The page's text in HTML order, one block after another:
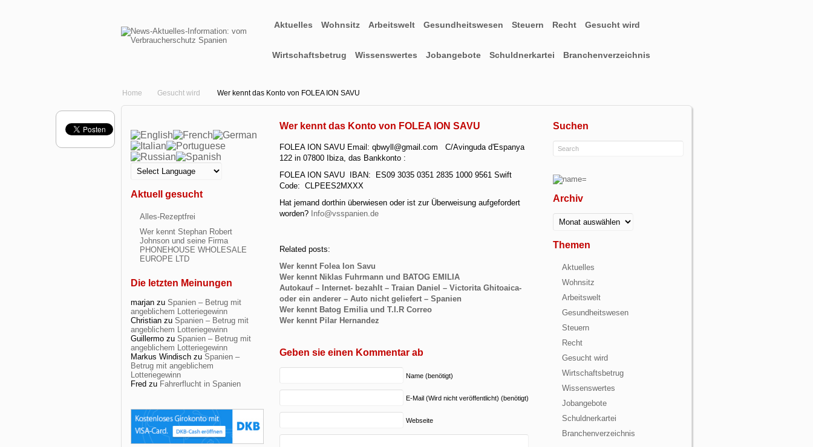
Aktuelles Wohnsitz Arbeitswelt Gesundheitswesen Steuern Recht Gesucht wird
Wirtschaftsbetrug Wissenswertes Jobangebote Schuldnerkartei Branchenverzeichnis
Home Gesucht wird Wer kennt das Konto von FOLEA ION SAVU
Aktuell gesucht
Alles-Rezeptfrei
Wer kennt Stephan Robert
Johnson und seine Firma
PHONEHOUSE WHOLESALE
EUROPE LTD
Die letzten Meinungen
marjan zu Spanien – Betrug mit
angeblichem Lotteriegewinn
Christian zu Spanien – Betrug mit
angeblichem Lotteriegewinn
Guillermo zu Spanien – Betrug mit
angeblichem Lotteriegewinn
Markus Windisch zu Spanien –
Betrug mit angeblichem
Lotteriegewinn
Fred zu Fahrerflucht in Spanien
Suchen
Archiv
Archiv
Themen
Aktuelles
Wohnsitz
Arbeitswelt
Gesundheitswesen
Steuern
Recht
Gesucht wird
Wirtschaftsbetrug
Wissenswertes
Jobangebote
Schuldnerkartei
Branchenverzeichnis
Wer kennt das Konto von FOLEA ION SAVU
FOLEA ION SAVU Email: qbwyll@gmail.com C/Avinguda d'Espanya
122 in 07800 Ibiza, das Bankkonto :
FOLEA ION SAVU IBAN: ES09 3035 0351 2835 1000 9561 Swift
Code: CLPEES2MXXX
Hat jemand dorthin überwiesen oder ist zur Überweisung aufgefordert
worden? Info@vsspanien.de
Related posts:
Wer kennt Folea Ion Savu
Wer kennt Niklas Fuhrmann und BATOG EMILIA
Autokauf – Internet- bezahlt – Traian Daniel – Victorita Ghitoaica-
oder ein anderer – Auto nicht geliefert – Spanien
Wer kennt Batog Emilia und T.I.R Correo
Wer kennt Pilar Hernandez
Geben sie einen Kommentar ab
Name (benötigt)
E-Mail (Wird nicht veröffentlicht) (benötigt)
Webseite